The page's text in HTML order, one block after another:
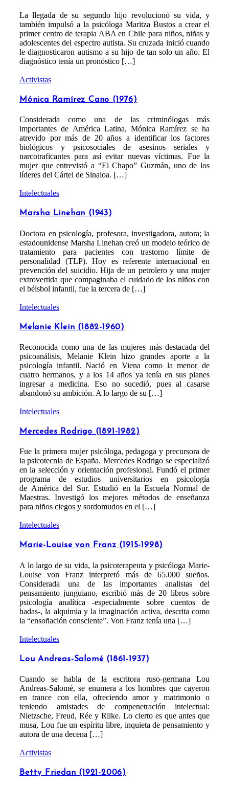
La llegada de su segundo hijo revolucionó su vida, y
también impulsó a la psicóloga Maritza Bustos a crear el
primer centro de terapia ABA en Chile para niños, niñas y
adolescentes del espectro autista. Su cruzada inició cuando
le diagnosticaron autismo a su hijo de tan solo un año. El
diagnóstico tenía un pronóstico […]
Activistas
Mónica Ramírez Cano (1976)
Considerada como una de las criminólogas más
importantes de América Latina, Mónica Ramírez se ha
atrevido por más de 20 años a identificar los factores
biológicos y psicosociales de asesinos seriales y
narcotraficantes para así evitar nuevas víctimas. Fue la
mujer que entrevistó a “El Chapo” Guzmán, uno de los
líderes del Cártel de Sinaloa. […]
Intelectuales
Marsha Linehan (1943)
Doctora en psicología, profesora, investigadora, autora; la
estadounidense Marsha Linehan creó un modelo teórico de
tratamiento para pacientes con trastorno límite de
personalidad (TLP). Hoy es referente internacional en
prevención del suicidio. Hija de un petrolero y una mujer
extrovertida que compaginaba el cuidado de los niños con
el béisbol infantil, fue la tercera de […]
Intelectuales
Melanie Klein (1882-1960)
Reconocida como una de las mujeres más destacada del
psicoanálisis, Melanie Klein hizo grandes aporte a la
psicología infantil. Nació en Viena como la menor de
cuatro hermanos, y a los 14 años ya tenía en sus planes
ingresar a medicina. Eso no sucedió, pues al casarse
abandonó su ambición. A lo largo de su […]
Intelectuales
Mercedes Rodrigo (1891-1982)
Fue la primera mujer psicóloga, pedagoga y precursora de
la psicotecnia de España. Mercedes Rodrigo se especializó
en la selección y orientación profesional. Fundó el primer
programa de estudios universitarios en psicología
de América del Sur. Estudió en la Escuela Normal de
Maestras. Investigó los mejores métodos de enseñanza
para niños ciegos y sordomudos en el […]
Intelectuales
Marie-Louise von Franz (1915-1998)
A lo largo de su vida, la psicoterapeuta y psicóloga Marie-
Louise von Franz interpretó más de 65.000 sueños.
Considerada una de las importantes analistas del
pensamiento junguiano, escribió más de 20 libros sobre
psicología analítica -especialmente sobre cuentos de
hadas-, la alquimia y la imaginación activa, descrita como
la “ensoñación consciente”. Von Franz tenía una […]
Intelectuales
Lou Andreas-Salomé (1861-1937)
Cuando se habla de la escritora ruso-germana Lou
Andreas-Salomé, se enumera a los hombres que cayeron
en trance con ella, ofreciendo amor y matrimonio o
teniendo amistades de compenetración intelectual:
Nietzsche, Freud, Rée y Rilke. Lo cierto es que antes que
musa, Lou fue un espíritu libre, inquieta de pensamiento y
autora de una decena […]
Activistas
Betty Friedan (1921-2006)